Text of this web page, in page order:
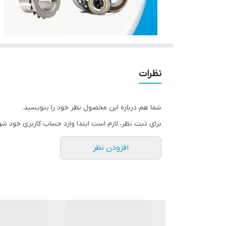
نظرات
شما هم درباره این محصول نظر خود را بنویسید.
برای ثبت نظر، لازم است ابتدا وارد حساب کاربری خود
افزودن نظر